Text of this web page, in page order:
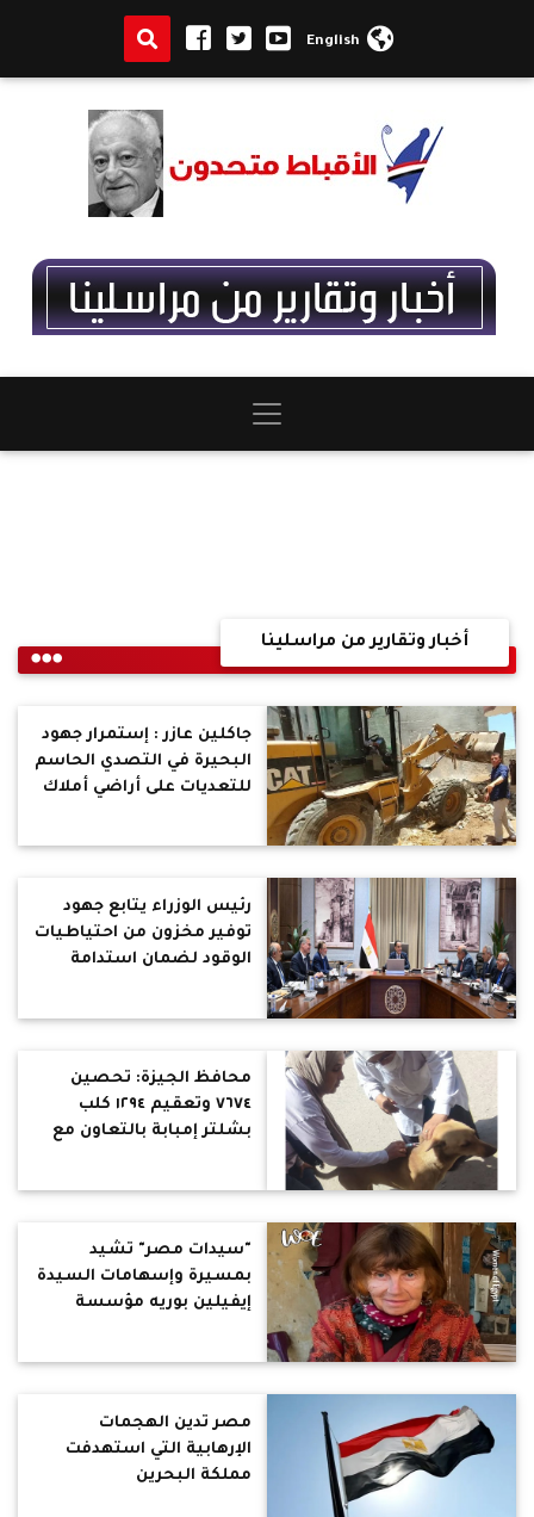
English
أخبار وتقارير من مراسلينا
جاكلين عازر : إستمرار جهود
البحيرة في التصدي الحاسم
للتعديات على أراضي أملاك
رئيس الوزراء يتابع جهود
توفير مخزون من احتياطيات
الوقود لضمان استدامة
محافظ الجيزة: تحصين
٧٦٧٤ وتعقيم ١٢٩٤ كلب
بشلتر إمبابة بالتعاون مع
"سيدات مصر" تشيد
بمسيرة وإسهامات السيدة
إيفيلين بوريه مؤسسة
مصر تدين الهجمات
الإرهابية التي استهدفت
مملكة البحرين